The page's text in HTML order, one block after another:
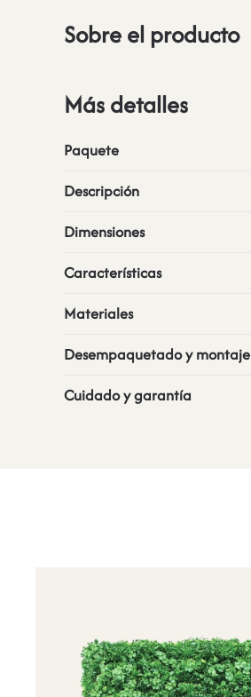
Sobre el producto
Más detalles
Paquete
Descripción
Dimensiones
Características
Materiales
Desempaquetado y montaje
Cuidado y garantía